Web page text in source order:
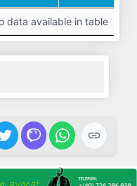
Nr.
Salariați
Datorii
data available in table